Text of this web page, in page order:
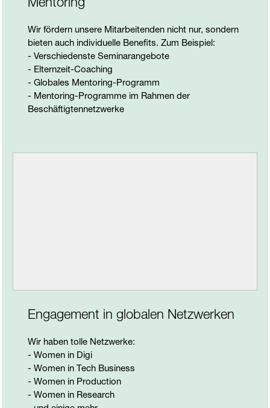
Wir fördern unsere Mitarbeitenden nicht nur, sondern
bieten auch individuelle Benefits. Zum Beispiel:
- Verschiedenste Seminarangebote
- Elternzeit-Coaching
- Globales Mentoring-Programm
- Mentoring-Programme im Rahmen der
Beschäftigtennetzwerke
Engagement in globalen Netzwerken
Wir haben tolle Netzwerke:
- Women in Digi
- Women in Tech Business
- Women in Production
- Women in Research